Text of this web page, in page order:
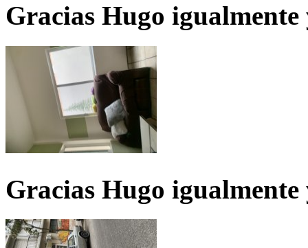
Gracias Hugo igualmente
Gracias Hugo igualmente